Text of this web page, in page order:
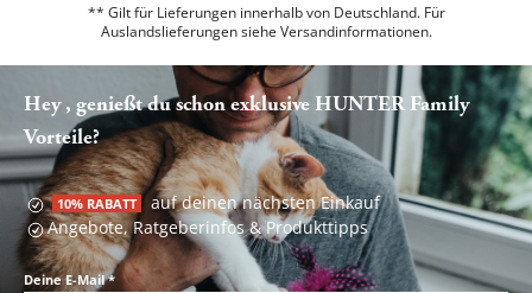
** Gilt für Lieferungen innerhalb von Deutschland. Für
Auslandslieferungen siehe Versandinformationen.
Hey , genießt du schon exklusive HUNTER Family
Vorteile?
10% RABATT auf deinen nächsten Einkauf
Angebote, Ratgeberinfos & Produkttipps
Deine E-Mail*